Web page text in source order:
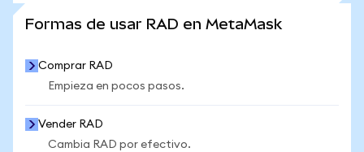
Formas de usar RAD en MetaMask
Comprar RAD
Empieza en pocos pasos.
Vender RAD
Cambia RAD por efectivo.